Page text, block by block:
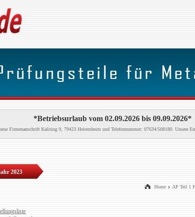
*Betriebsurlaub vom 02.09.2026 bis 09.09.2026*
Firmenanschrift Kaliring 9, 79423 Heitersheim und Telefonnummer: 07634/508180. Unsere
2023
Home AP Teil 1